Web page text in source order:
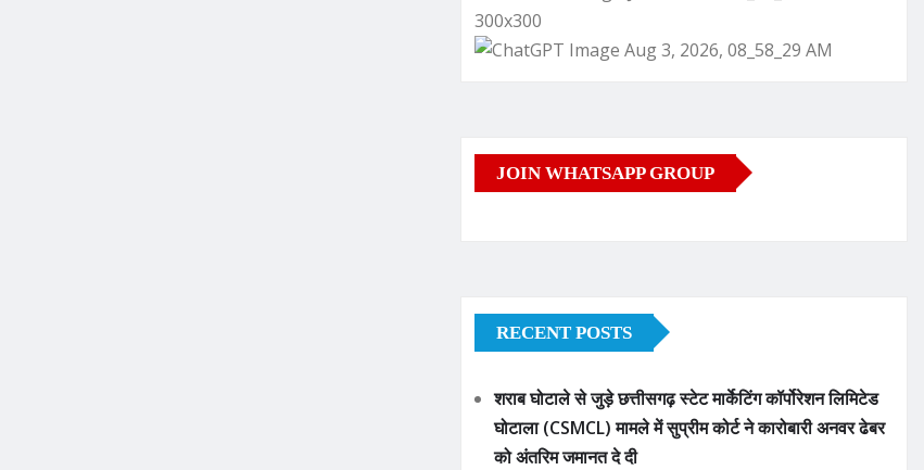
JOIN WHATSAPP GROUP
RECENT POSTS
शराब घोटाले से जुड़े छत्तीसगढ़ स्टेट मार्केटिंग कॉर्पोरेशन लिमिटेड
घोटाला (CSMCL) मामले में सुप्रीम कोर्ट ने कारोबारी अनवर ढेबर
को अंतरिम जमानत दे दी